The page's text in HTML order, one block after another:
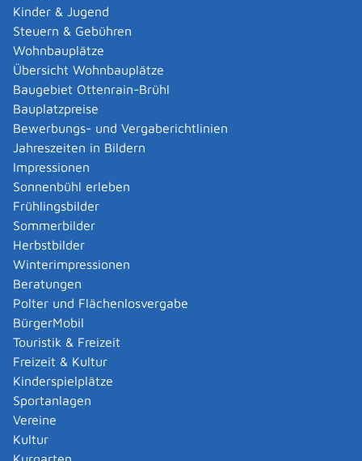
Kinder & Jugend
Steuern & Gebühren
Wohnbauplätze
Übersicht Wohnbauplätze
Baugebiet Ottenrain-Brühl
Bauplatzpreise
Bewerbungs- und Vergaberichtlinien
Jahreszeiten in Bildern
Impressionen
Sonnenbühl erleben
Frühlingsbilder
Sommerbilder
Herbstbilder
Winterimpressionen
Beratungen
Polter und Flächenlosvergabe
BürgerMobil
Touristik & Freizeit
Freizeit & Kultur
Kinderspielplätze
Sportanlagen
Vereine
Kultur
Kosten
Die Höhe der Gebühr richtet sich nach der örtlichen
Gebührensatzung.
Die elektronische Meldebescheinigung wird
unentgeltlich erteilt.
Für Sozialleistungen wie zum Beispiel
Rentenversicherung, Kindergeld, Wohngeld ist die
Meldebescheinigung kostenfrei.
Bearbeitungsdauer
Bei persönlicher Vorsprache: in der Regel sofort
Hinweise
Eine elektronische Meldebescheinigung beinhaltet keine
Unterschrift und Dienstsiegel.
Rechtsgrundlage
Bundesmeldegesetz (BMG)
§ 18 Meldebescheinigung
Freigabevermerk
19.05.2026 Innenministerium Baden-Württemberg